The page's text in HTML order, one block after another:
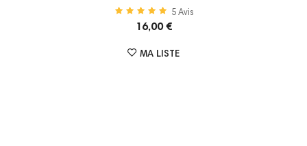
5Avis
16,00 €
MA LISTE